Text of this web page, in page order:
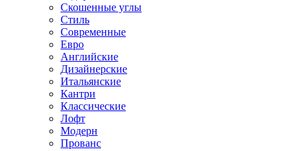
Скошенные углы
Стиль
Современные
Евро
Английские
Дизайнерские
Итальянские
Кантри
Классические
Лофт
Модерн
Прованс